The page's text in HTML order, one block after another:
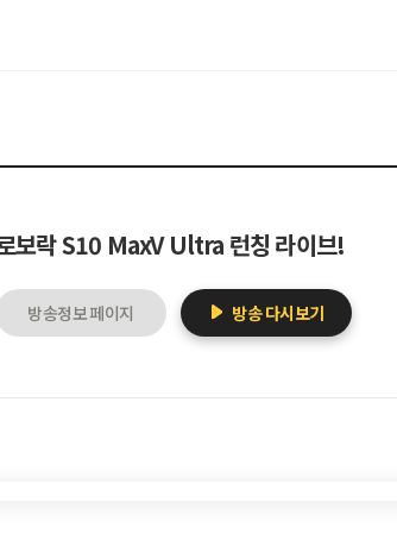
보락 S10 MaxV Ultra 런칭 라이브!
방송정보 페이지 방송 다시보기